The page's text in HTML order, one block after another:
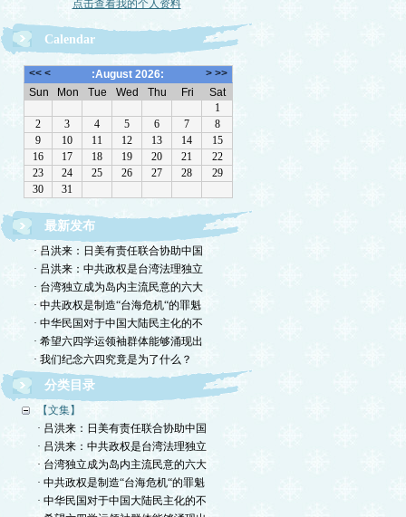
点击查看我的个人资料
Calendar
最新发布
· 吕洪来：日美有责任联合协助中国
· 吕洪来：中共政权是台湾法理独立
· 台湾独立成为岛内主流民意的六大
· 中共政权是制造“台海危机“的罪魁
· 中华民国对于中国大陆民主化的不
· 希望六四学运领袖群体能够涌现出
· 我们纪念六四究竟是为了什么？
分类目录
【文集】
· 吕洪来：日美有责任联合协助中国
· 吕洪来：中共政权是台湾法理独立
· 台湾独立成为岛内主流民意的六大
· 中共政权是制造“台海危机“的罪魁
· 中华民国对于中国大陆民主化的不